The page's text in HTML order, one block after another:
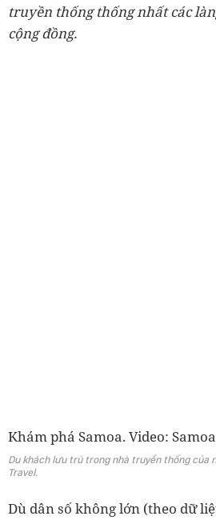
truyền thống thống nhất các
cộng đồng.
Khám phá Samoa. Video:
Du khách lưu trú trong nhà truyền thống của
Travel.
Dù dân số không lớn (theo dữ